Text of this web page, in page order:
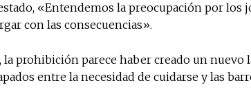
«Entendemos la preocupación por los
con las consecuencias».
prohibición parece haber creado un
entre la necesidad de cuidarse y las